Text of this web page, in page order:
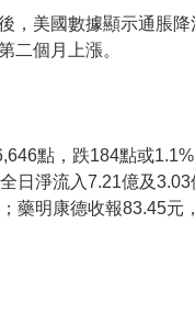
，美國數據顯示通脹
二個月上漲。
點，跌184點或
日淨流入7.21億及
藥明康德收報83.45元